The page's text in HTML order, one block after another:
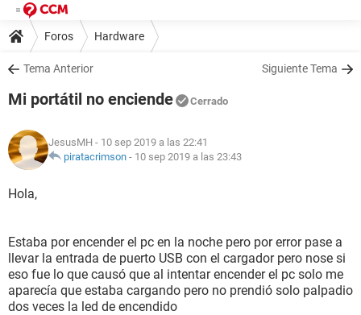
Foros Hardware
Tema Anterior Siguiente Tema
Mi portátil no enciende Cerrado
JesusMH - 10 sep 2019 a las 22:41
piratacrimson - 10 sep 2019 a las 23:43
Hola,
Estaba por encender el pc en la noche pero por error pase a
llevar la entrada de puerto USB con el cargador pero nose si
eso fue lo que causó que al intentar encender el pc solo me
aparecía que estaba cargando pero no prendió solo palpadio
dos veces la led de encendido